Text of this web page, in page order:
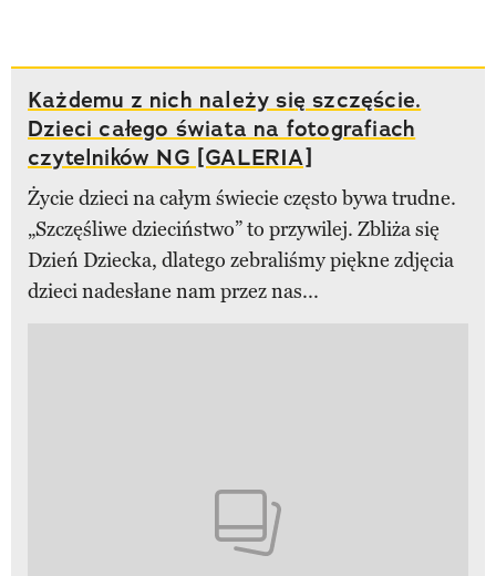
Każdemu z nich należy się szczęście.
Dzieci całego świata na fotografiach
czytelników NG [GALERIA]
Życie dzieci na całym świecie często bywa trudne.
„Szczęśliwe dzieciństwo” to przywilej. Zbliża się
Dzień Dziecka, dlatego zebraliśmy piękne zdjęcia
dzieci nadesłane nam przez nas...